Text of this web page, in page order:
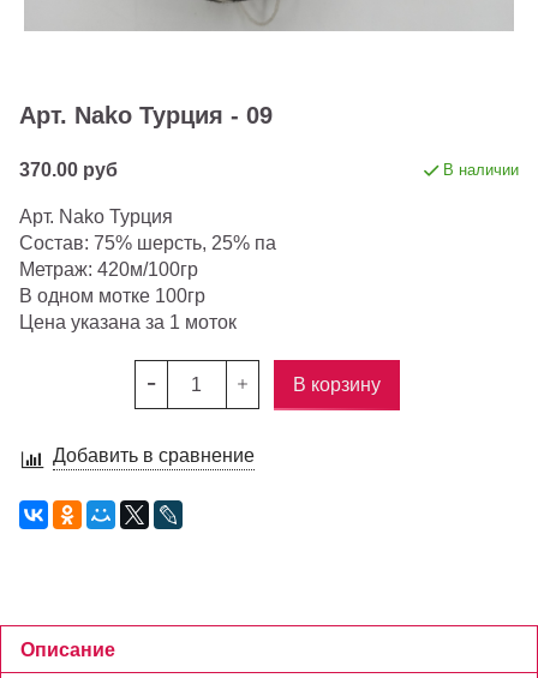
Арт. Nako Турция - 09
370.00 руб В наличии
Арт. Nako Турция
Состав: 75% шерсть, 25% па
Метраж: 420м/100гр
В одном мотке 100гр
Цена указана за 1 моток
В корзину
Добавить в сравнение
Описание